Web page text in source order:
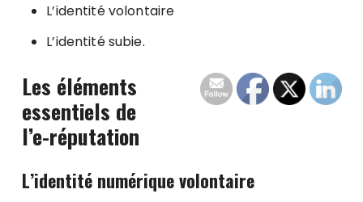
L’identité volontaire
L’identité subie.
Les éléments
essentiels de
l’e-réputation
L’identité numérique volontaire